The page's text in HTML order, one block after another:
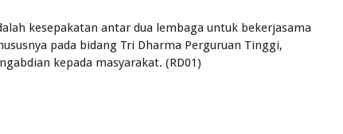
kesepakatan antar dua lembaga untuk bekerjasama
pada bidang Tri Dharma Perguruan Tinggi,
kepada masyarakat. (RD01)